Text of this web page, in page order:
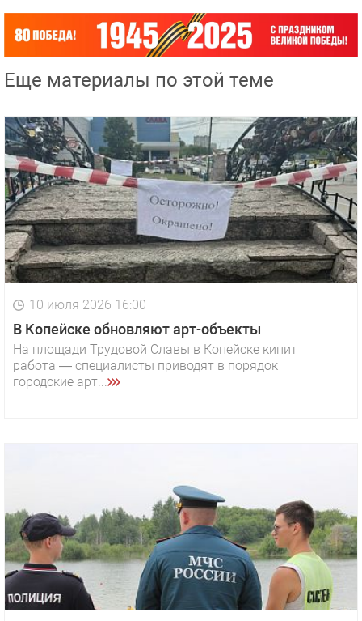
Еще материалы по этой теме
10 июля 2026 16:00
В Копейске обновляют арт-объекты
На площади Трудовой Славы в Копейске кипит
работа — специалисты приводят в порядок
городские арт...